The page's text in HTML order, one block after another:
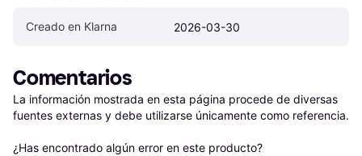
Creado en Klarna 2026-03-30
Comentarios
La información mostrada en esta página procede de diversas
fuentes externas y debe utilizarse únicamente como referencia.
¿Has encontrado algún error en este producto?